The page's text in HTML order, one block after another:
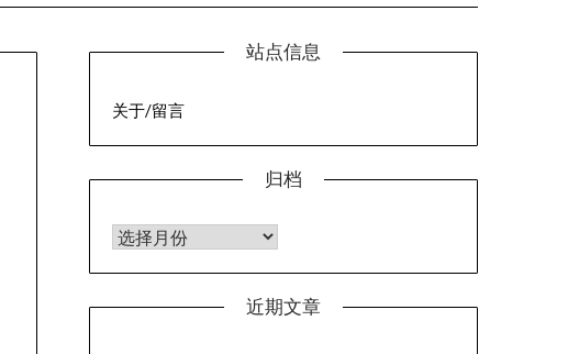
站点信息
关于/留言
归档
归档
近期文章